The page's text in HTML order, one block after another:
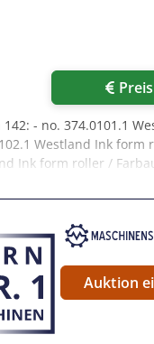
- no. 374.0101.1
Westland Ink form
Ink form roller /
Ø
Ø 117mm, new (3
new (3 pieces) - no.
- no. 374.0501.1
Westland
Metering roller /
Ink distributor roller /
Ink distributor roller /
60mm, used (1 piece)
Auktion